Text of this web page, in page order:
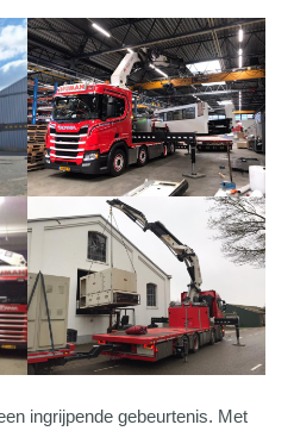
ingrijpende gebeurtenis. Met